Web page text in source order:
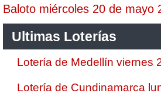
Baloto miércoles 20 de mayo
Ultimas Loterías
Lotería de Medellín viernes
Lotería de Cundinamarca